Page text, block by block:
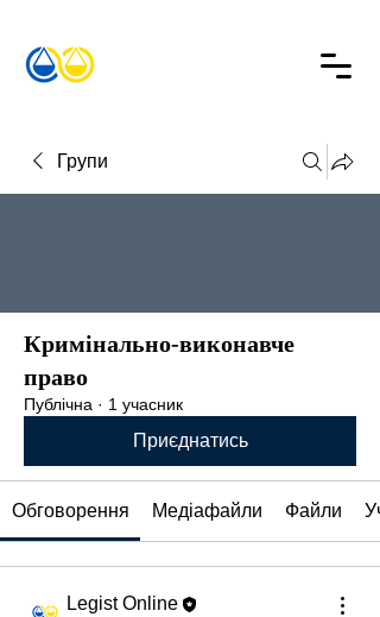
Групи
Кримінально-виконавче
право
Публічна · 1 учасник
Приєднатись
Обговорення Медіафайли Файли
Legist Online